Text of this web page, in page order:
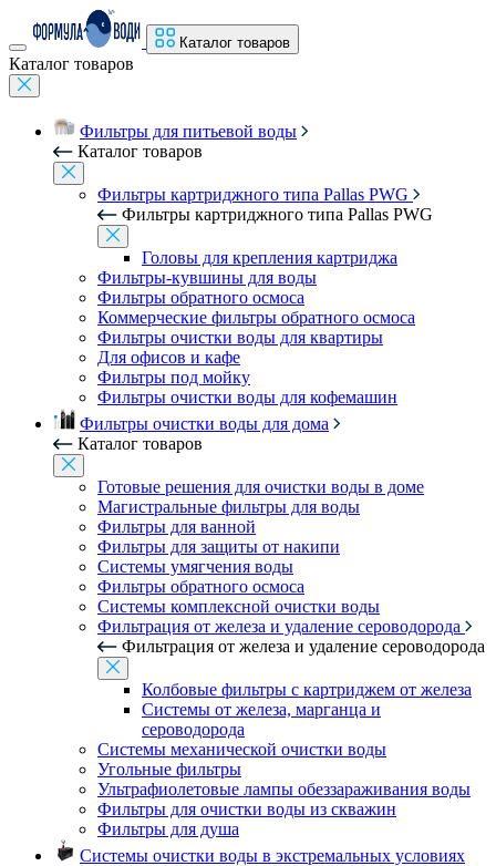
Каталог товаров
Каталог товаров
Фильтры для питьевой воды
Каталог товаров
Фильтры картриджного типа Pallas PWG
Фильтры картриджного типа Pallas PWG
Головы для крепления картриджа
Фильтры-кувшины для воды
Фильтры обратного осмоса
Коммерческие фильтры обратного осмоса
Фильтры очистки воды для квартиры
Для офисов и кафе
Фильтры под мойку
Фильтры очистки воды для кофемашин
Фильтры очистки воды для дома
Каталог товаров
Готовые решения для очистки воды в доме
Магистральные фильтры для воды
Фильтры для ванной
Фильтры для защиты от накипи
Системы умягчения воды
Фильтры обратного осмоса
Системы комплексной очистки воды
Фильтрация от железа и удаление сероводорода
Фильтрация от железа и удаление сероводорода
Колбовые фильтры с картриджем от железа
Системы от железа, марганца и
сероводорода
Системы механической очистки воды
Угольные фильтры
Ультрафиолетовые лампы обеззараживания воды
Фильтры для очистки воды из скважин
Фильтры для душа
Системы очистки воды в экстремальных условиях